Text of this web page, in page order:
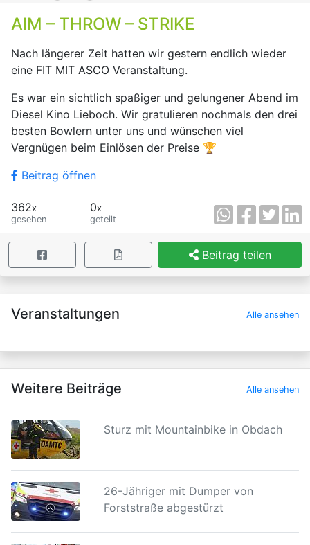
AIM – THROW – STRIKE
Nach längerer Zeit hatten wir gestern endlich wieder
eine FIT MIT ASCO Veranstaltung.
Es war ein sichtlich spaßiger und gelungener Abend im
Diesel Kino Lieboch. Wir gratulieren nochmals den drei
besten Bowlern unter uns und wünschen viel
Vergnügen beim Einlösen der Preise 🏆
Beitrag öffnen
362x
gesehen
0x
geteilt
Beitrag teilen
×
Veranstaltungen Alle ansehen
Weitere Beiträge Alle ansehen
Sturz mit Mountainbike in Obdach
26-Jähriger mit Dumper von
Forststraße abgestürzt